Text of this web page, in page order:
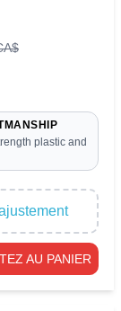
plastic and
AU PANIER